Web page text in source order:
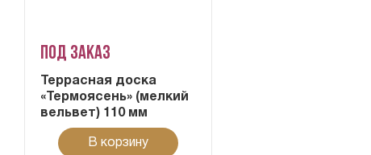
Под заказ
Террасная доска
«Термоясень» (мелкий
вельвет) 110 мм
В корзину